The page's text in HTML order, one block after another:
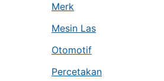
Merk
Mesin Las
Otomotif
Percetakan